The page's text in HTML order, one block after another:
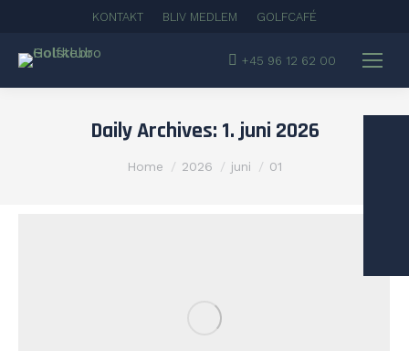
KONTAKT BLIV MEDLEM GOLFCAFÉ
+45 96 12 62 00
Daily Archives: 1. juni 2026
You are here:
Home 2026 juni 01